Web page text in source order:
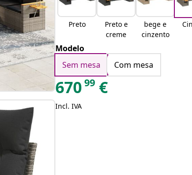
Preto
Preto e
creme
bege e
cinzento
Modelo
Sem mesa
Com mesa
67099 €
Incl. IVA